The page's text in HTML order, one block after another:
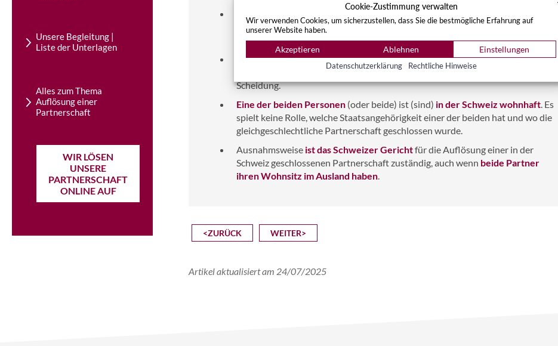
Unsere Begleitung |
Liste der Unterlagen
Alles zum Thema
Auflösung einer
Partnerschaft
WIR LÖSEN
UNSERE
PARTNERSCHAFT
ONLINE AUF
der Auflösung Ihrer homosexuellen Partnerschaft zu (keine
Auflösung einer im Ausland geschlossenen heterosexuellen Partnerschaft in der
Schweiz).
Im Falle eineroffiziellenÄnderung des Geschlechtswährend der Partnerschaft
gelten nach wie vor dieRegeln der Auflösungund nicht die Regeln der
Scheidung.
Eine der beiden Personen (oder beide) ist (sind) in der Schweiz wohnhaft. Es
spielt keine Rolle, welche Staatsangehörigkeit einer der beiden hat und wo die
gleichgeschlechtliche Partnerschaft geschlossen wurde.
Ausnahmsweise ist das Schweizer Gerichtfür die Auflösung einer in der
Schweiz geschlossenen Partnerschaft zuständig, auch wenn beide Partner
ihren Wohnsitz im Ausland haben.
<ZURÜCK WEITER>
Artikel aktualisiert am 24/07/2025
Cookie-Zustimmung verwalten
Wir verwenden Cookies, um sicherzustellen, dass Sie die bestmögliche Erfahrung auf
unserer Website haben.
Akzeptieren Ablehnen Einstellungen
Datenschutzerklärung Rechtliche Hinweise